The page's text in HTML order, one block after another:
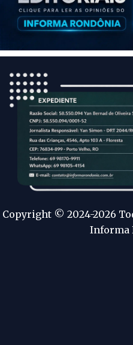
Copyright © 2024-2026
Informa